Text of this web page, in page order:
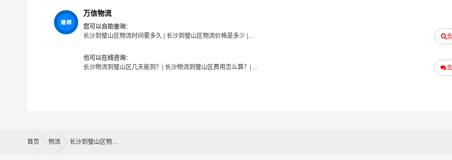
各行各业提供我们的物流服务，也得到了很多客户的认可和口碑相传，如果您有意向选择我们，我们非常乐意为您
流相关问题。当然，还有很多优秀的
也提供从长沙发物流到璧山区的运输服务，您也可以多多咨询，找到
的物流服务商。
#长沙物流 #璧山区物流
万信物流
您可以自助查询：
长沙到璧山区物流时间要多久 | 长沙到璧山区物流价格是多少|...
也可以在线咨询：
长沙物流到璧山区几天能到？ | 长沙物流到璧山区费用怎么算？ | ...
首页 物流 长沙到璧山区物流公司